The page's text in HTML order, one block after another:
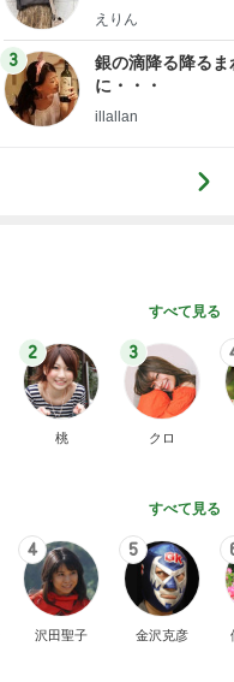
ファッションブロ
えりん
3
銀の滴降る降るま
に・・・
illallan
すべて見る
2
桃
3
クロ
すべて見る
4
沢田聖子
5
金沢克彦